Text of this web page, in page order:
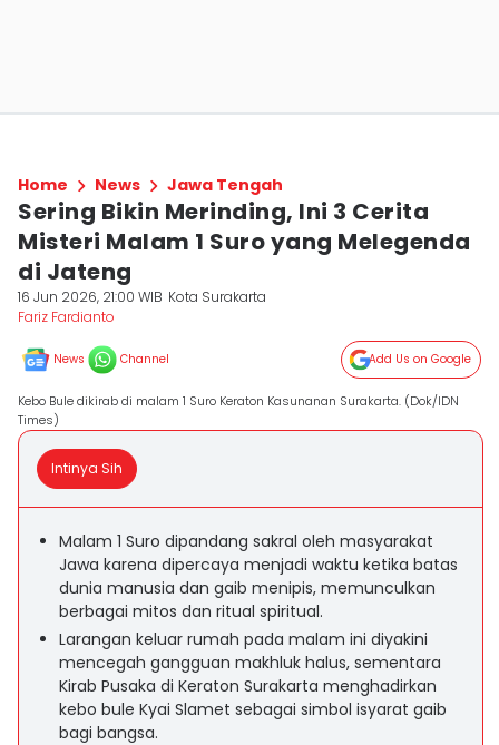
Home News Jawa Tengah
Sering Bikin Merinding, Ini 3 Cerita
Misteri Malam 1 Suro yang Melegenda
di Jateng
16 Jun 2026, 21:00 WIB Kota Surakarta
Fariz Fardianto
News Channel Add Us on Google
Kebo Bule dikirab di malam 1 Suro Keraton Kasunanan Surakarta. (Dok/IDN
Times)
Intinya Sih
Malam 1 Suro dipandang sakral oleh masyarakat
Jawa karena dipercaya menjadi waktu ketika batas
dunia manusia dan gaib menipis, memunculkan
berbagai mitos dan ritual spiritual.
Larangan keluar rumah pada malam ini diyakini
mencegah gangguan makhluk halus, sementara
Kirab Pusaka di Keraton Surakarta menghadirkan
kebo bule Kyai Slamet sebagai simbol isyarat gaib
bagi bangsa.